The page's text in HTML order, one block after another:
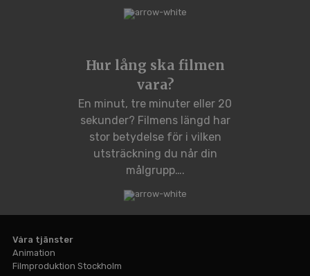
Hur lång ska filmen
vara?
En minut, tre minuter eller 20
sekunder? Filmens längd har
stor betydelse för i vilken
utsträckning du når din
målgrupp….
Våra tjänster
Animation
Filmproduktion Stockholm